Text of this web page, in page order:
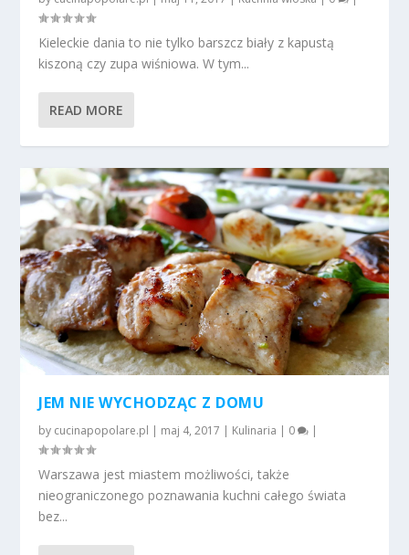
Kieleckie dania to nie tylko barszcz biały z kapustą
kiszoną czy zupa wiśniowa. W tym...
READ MORE
JEM NIE WYCHODZĄC Z DOMU
by cucinapopolare.pl | maj 4, 2017 | Kulinaria | 0 |
Warszawa jest miastem możliwości, także
nieograniczonego poznawania kuchni całego świata
bez...